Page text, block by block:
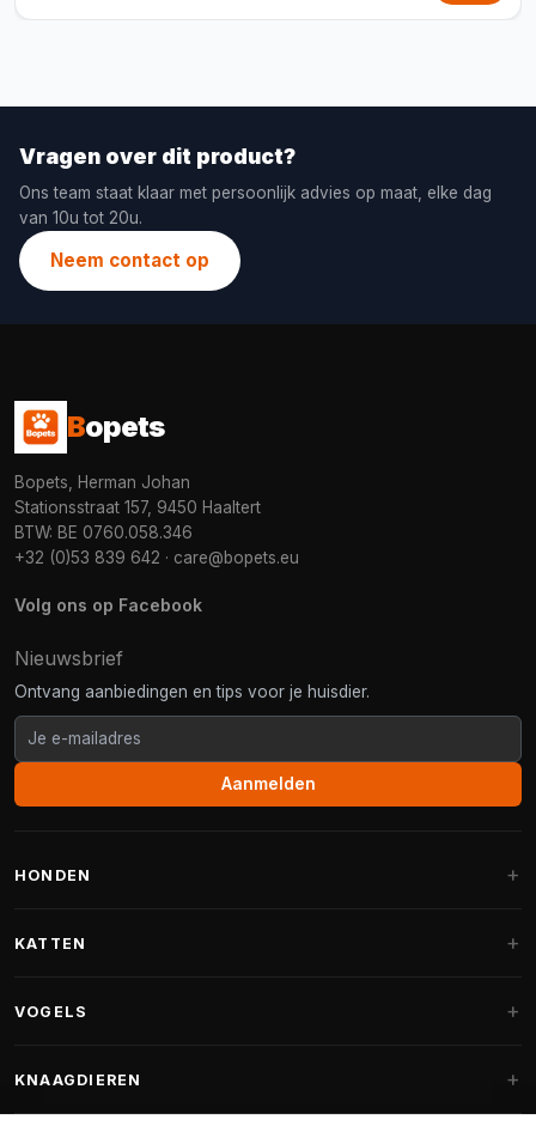
Vragen over dit product?
Ons team staat klaar met persoonlijk advies op maat, elke dag
van 10u tot 20u.
Neem contact op
Bopets
Bopets, Herman Johan
Stationsstraat 157, 9450 Haaltert
BTW: BE 0760.058.346
+32 (0)53 839 642 · care@bopets.eu
Volg ons op Facebook
Nieuwsbrief
Ontvang aanbiedingen en tips voor je huisdier.
Aanmelden
HONDEN
Fantail hondenmanden
KATTEN
Krabpalen voor Maine Coon
VOGELS
Vogelvoer binnenvogels
KNAAGDIEREN